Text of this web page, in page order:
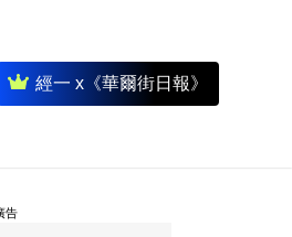
經一 x《華爾街日報》
告